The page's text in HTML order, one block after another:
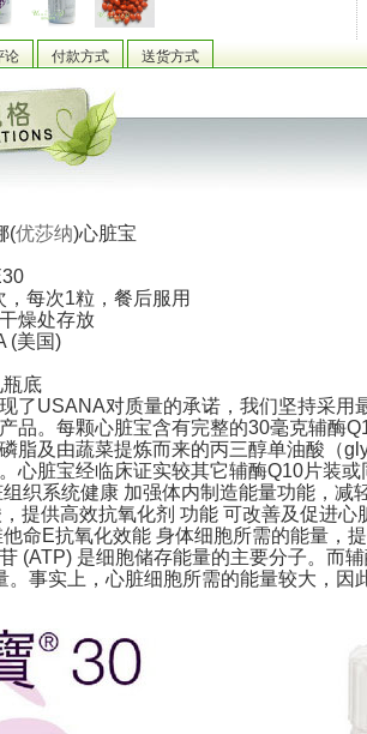
论 付款方式 送货方式
(优莎纳)心脏宝
每次1粒，餐后服用
燥处存放
(美国)
瓶底
了USANA对质量的承诺，我们坚持采用
品。每颗心脏宝含有完整的30毫克辅酶
脂及由蔬菜提炼而来的丙三醇单油酸（
心脏宝经临床证实较其它辅酶Q10片装
织系统健康 加强体内制造能量功能，减
提供高效抗氧化剂 功能 可改善及促进
命E抗氧化效能 身体细胞所需的能量，
(ATP) 是细胞储存能量的主要分子。而
事实上，心脏细胞所需的能量较大，因